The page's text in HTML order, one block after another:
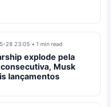
28 23:05 • 1 min read
explode pela
Musk
lançamentos